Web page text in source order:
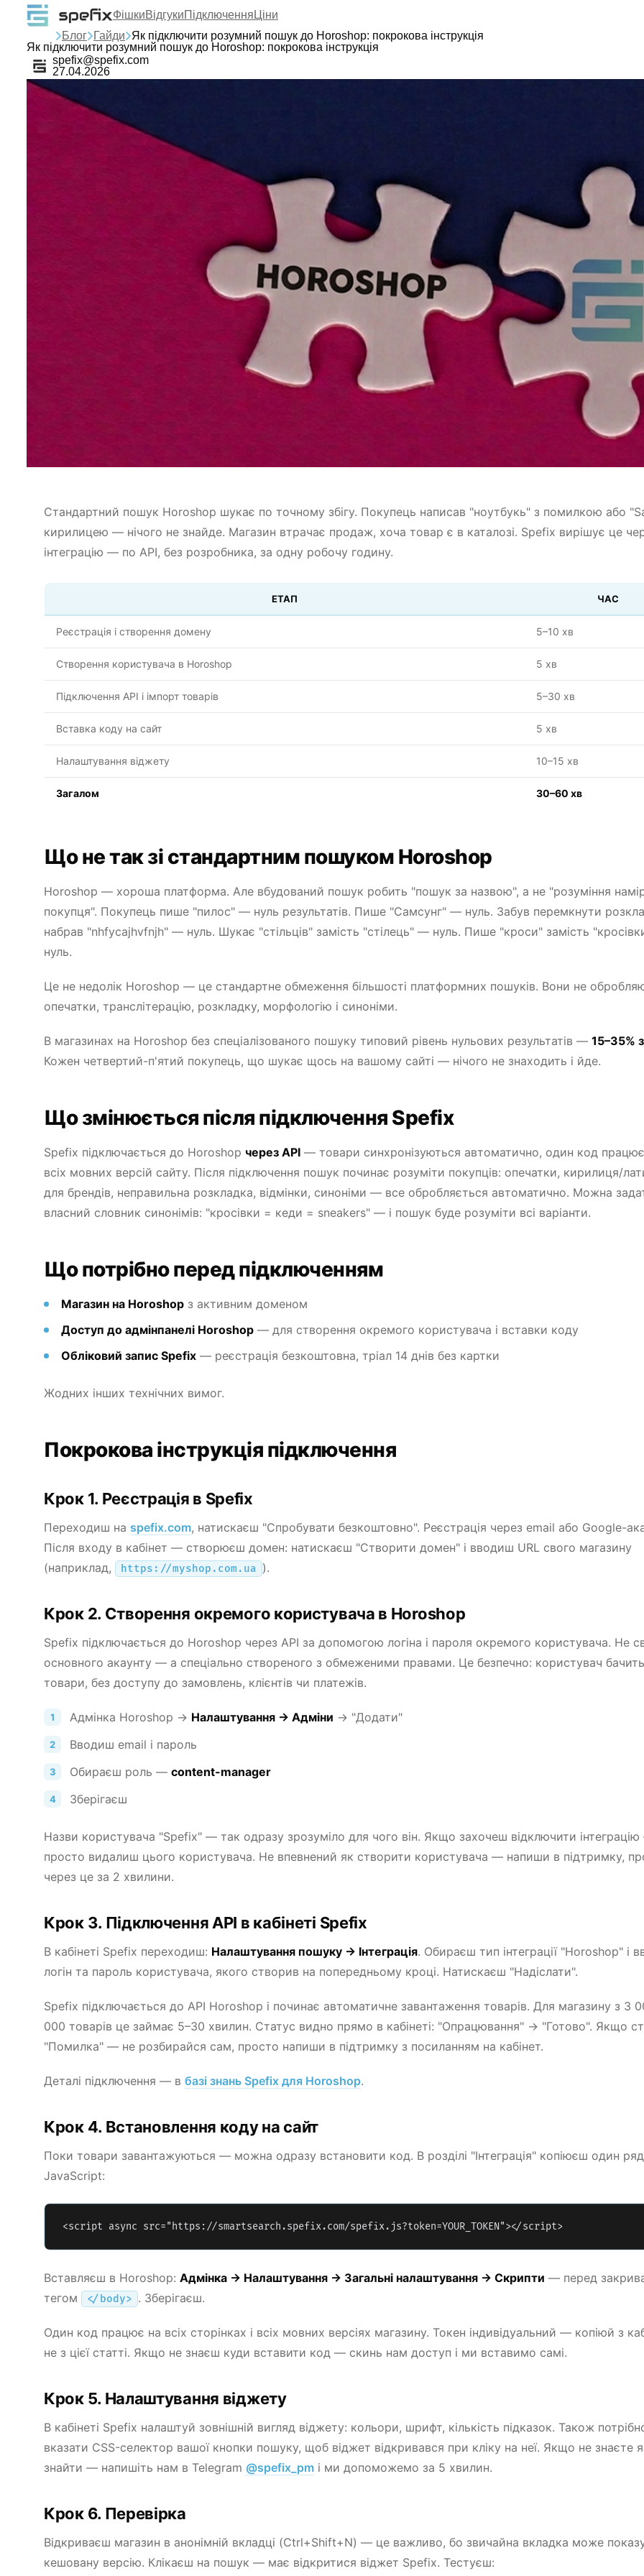
ФішкиВідгукиПідключення Ціни
Блог
Гайди
Як підключити розумний пошук до Horoshop: покрокова інструкція
Як підключити розумний пошук до Horoshop: покрокова інструкція
spefix@spefix.com
27.04.2026
Стандартний пошук Horoshop шукає по точному збігу. Покупець написав "ноутбукь" з помилкою або
кирилицею — нічого не знайде. Магазин втрачає продаж, хоча товар є в каталозі. Spefix вирішує це
інтеграцію — по API, без розробника, за одну робочу годину.
ЕТАП ЧАС
Реєстрація і створення домену 5–10 хв
Створення користувача в Horoshop 5 хв
Підключення API і імпорт товарів 5–30 хв
Вставка коду на сайт 5 хв
Налаштування віджету 10–15 хв
Загалом 30–60 хв
Що не так зі стандартним пошуком Horoshop
Horoshop — хороша платформа. Але вбудований пошук робить "пошук за назвою", а не "розуміння
покупця". Покупець пише "пилос" — нуль результатів. Пише "Самсунг" — нуль. Забув перемкнути
набрав "nhfycajhvfnjh" — нуль. Шукає "стільців" замість "стілець" — нуль. Пише "кроси" замість
нуль.
Це не недолік Horoshop — це стандартне обмеження більшості платформних пошуків. Вони не
опечатки, транслітерацію, розкладку, морфологію і синоніми.
В магазинах на Horoshop без спеціалізованого пошуку типовий рівень нульових результатів — 15–35%
Кожен четвертий-п'ятий покупець, що шукає щось на вашому сайті — нічого не знаходить і йде.
Що змінюється після підключення Spefix
Spefix підключається до Horoshop через API — товари синхронізуються автоматично, один код
всіх мовних версій сайту. Після підключення пошук починає розуміти покупців: опечатки, кирилиця/
для брендів, неправильна розкладка, відмінки, синоніми — все обробляється автоматично. Можна
власний словник синонімів: "кросівки = кеди = sneakers" — і пошук буде розуміти всі варіанти.
Що потрібно перед підключенням
Магазин на Horoshop з активним доменом
Доступ до адмінпанелі Horoshop — для створення окремого користувача і вставки коду
Обліковий запис Spefix — реєстрація безкоштовна, тріал 14 днів без картки
Жодних інших технічних вимог.
Покрокова інструкція підключення
Крок 1. Реєстрація в Spefix
Переходиш на spefix.com, натискаєш "Спробувати безкоштовно". Реєстрація через email або Google-
Після входу в кабінет — створюєш домен: натискаєш "Створити домен" і вводиш URL свого магазину
(наприклад,
https://myshop.com.ua ).
Крок 2. Створення окремого користувача в Horoshop
Spefix підключається до Horoshop через API за допомогою логіна і пароля окремого користувача. Не
основного акаунту — а спеціально створеного з обмеженими правами. Це безпечно: користувач бачить
товари, без доступу до замовлень, клієнтів чи платежів.
Адмінка Horoshop → Налаштування → Адміни → "Додати"
Вводиш email і пароль
Обираєш роль — content-manager
Зберігаєш
Назви користувача "Spefix" — так одразу зрозуміло для чого він. Якщо захочеш відключити
просто видалиш цього користувача. Не впевнений як створити користувача — напиши в підтримку,
через це за 2 хвилини.
Крок 3. Підключення API в кабінеті Spefix
В кабінеті Spefix переходиш: Налаштування пошуку → Інтеграція. Обираєш тип інтеграції "Horoshop" і
логін та пароль користувача, якого створив на попередньому кроці. Натискаєш "Надіслати".
Spefix підключається до API Horoshop і починає автоматичне завантаження товарів. Для магазину з 3
000 товарів це займає 5–30 хвилин. Статус видно прямо в кабінеті: "Опрацювання" → "Готово". Якщо
"Помилка" — не розбирайся сам, просто напиши в підтримку з посиланням на кабінет.
Деталі підключення — в базі знань Spefix для Horoshop.
Крок 4. Встановлення коду на сайт
Поки товари завантажуються — можна одразу встановити код. В розділі "Інтеграція" копіюєш один
JavaScript:
<script async src="https://smartsearch.spefix.com/spefix.js?token=YOUR_TOKEN"></script>
Вставляєш в Horoshop: Адмінка → Налаштування → Загальні налаштування → Скрипти — перед
тегом
</body> . Зберігаєш.
Один код працює на всіх сторінках і всіх мовних версіях магазину. Токен індивідуальний — копіюй з
не з цієї статті. Якщо не знаєш куди вставити код — скинь нам доступ і ми вставимо самі.
Крок 5. Налаштування віджету
В кабінеті Spefix налаштуй зовнішній вигляд віджету: кольори, шрифт, кількість підказок. Також
вказати CSS-селектор вашої кнопки пошуку, щоб віджет відкривався при кліку на неї. Якщо не знаєте
знайти — напишіть нам в Telegram @spefix_pm і ми допоможемо за 5 хвилин.
Крок 6. Перевірка
Відкриваєш магазин в анонімній вкладці (Ctrl+Shift+N) — це важливо, бо звичайна вкладка може
кешовану версію. Клікаєш на пошук — має відкритися віджет Spefix. Тестуєш: